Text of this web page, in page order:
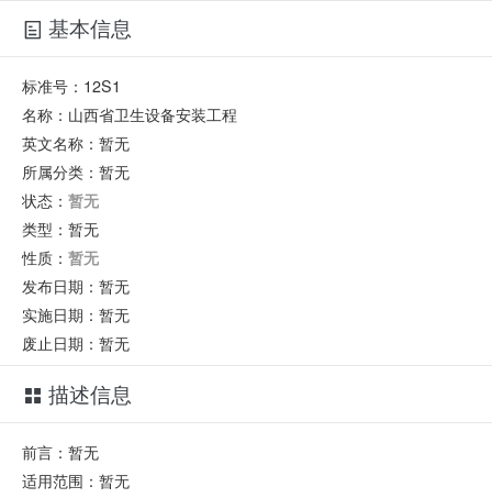
基本信息
标准号： 12S1
名称： 山西省卫生设备安装工程
英文名称： 暂无
所属分类： 暂无
状态： 暂无
类型： 暂无
性质： 暂无
发布日期： 暂无
实施日期： 暂无
废止日期： 暂无
描述信息
前言：暂无
适用范围：暂无